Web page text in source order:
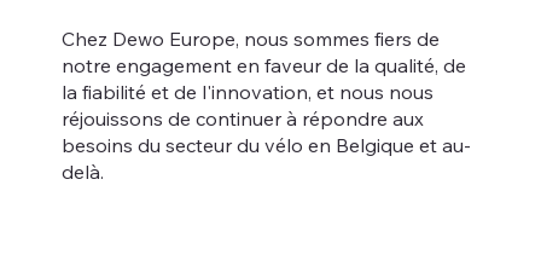
Chez Dewo Europe, nous sommes fiers de
notre engagement en faveur de la qualité, de
la fiabilité et de l'innovation, et nous nous
réjouissons de continuer à répondre aux
besoins du secteur du vélo en Belgique et au-
delà.